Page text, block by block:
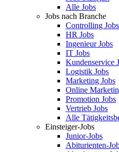
Alle Jobs
Jobs nach Branche
Controlling Jobs
HR Jobs
Ingenieur Jobs
IT Jobs
Kundenservice
Logistik Jobs
Marketing Jobs
Online
Promotion Jobs
Vertrieb Jobs
Alle
Einsteiger-Jobs
Junior-Jobs
Abiturienten-